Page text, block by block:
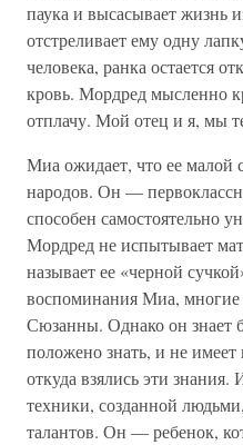
паука и высасывает жизнь
отстреливает ему одну
человека, ранка остается
кровь. Мордред мысленно
отплачу. Мой отец и я, мы
Миа ожидает, что ее малой
народов. Он —
способен самостоятельно
Мордред не испытывает
называет ее «черной
воспоминания Миа, многие
Сюзанны. Однако он знает
положено знать, и не
откуда взялись эти
техники, созданной
талантов. Он — ребенок,